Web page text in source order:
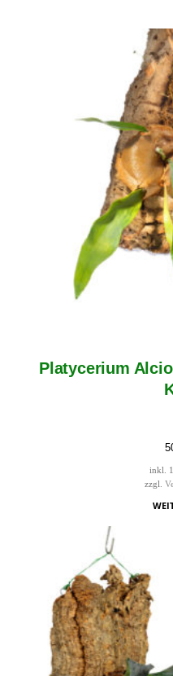
Platycerium
inkl.
zzgl.